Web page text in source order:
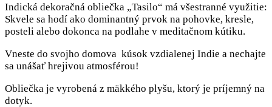
Indická dekoračná obliečka „Tasilo“ má všestranné využitie:
Skvele sa hodí ako dominantný prvok na pohovke, kresle,
posteli alebo dokonca na podlahe v meditačnom kútiku.
Vneste do svojho domova kúsok vzdialenej Indie a nechajte
sa unášať hrejivou atmosférou!
Obliečka je vyrobená z mäkkého plyšu, ktorý je príjemný na
dotyk.